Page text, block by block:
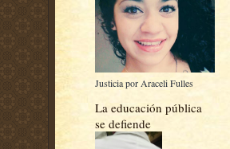
Justicia por Araceli Fulles
La educación pública
se defiende